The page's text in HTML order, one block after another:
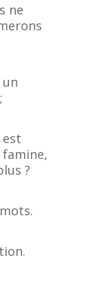
ne
est
?